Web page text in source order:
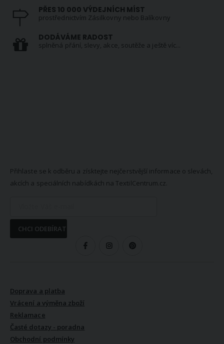
PŘES 10 000 VÝDEJNÍCH MÍST
prostřednictvím Zásilkovny nebo Balíkovny
DODÁVÁME RADOST
splněná přání, slevy, akce, soutěže a ještě víc...
Přihlaste se k odběru a získtejte nejčerstvější informace o slevách,
akcích a speciálních nabídkách na TextilCentrum.cz.
CHCI ODEBÍRAT
Doprava a platba
Vrácení a výměna zboží
Reklamace
Časté dotazy - poradna
Obchodní podmínky